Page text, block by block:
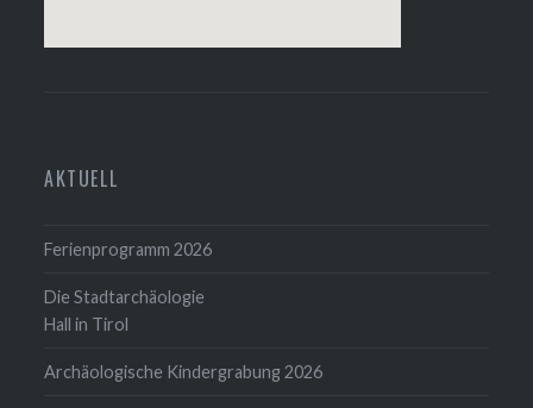
AKTUELL
Ferienprogramm 2026
Die Stadtarchäologie
Hall in Tirol
Archäologische Kindergrabung 2026